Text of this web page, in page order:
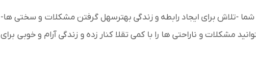
شما -تلاش برای ایجاد رابطه و زندگی بهترسهل گرفتن مشکلات و سختی ها-
مشکلات و ناراحتی ها را با کمی تقلا کنار زده و زندگی آرام و خوبی برای